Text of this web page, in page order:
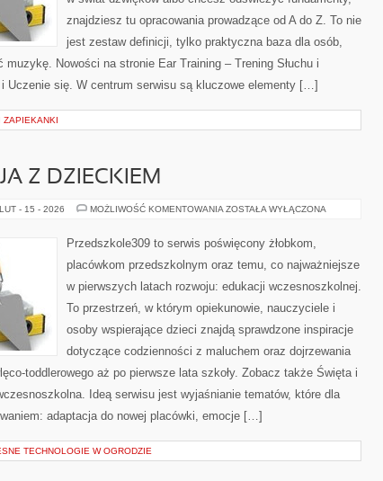
znajdziesz tu opracowania prowadzące od A do Z. To nie
jest zestaw definicji, tylko praktyczna baza dla osób,
muzykę. Nowości na stronie Ear Training – Trening Słuchu i
Uczenie się. W centrum serwisu są kluczowe elementy […]
ZAPIEKANKI
Z DZIECKIEM
LUT - 15 - 2026 MOŻLIWOŚĆ KOMENTOWANIA KOMUNIKACJA
ZOSTAŁA WYŁĄCZONA
Przedszkole309 to serwis poświęcony żłobkom,
placówkom przedszkolnym oraz temu, co najważniejsze
w pierwszych latach rozwoju: edukacji wczesnoszkolnej.
To przestrzeń, w którym opiekunowie, nauczyciele i
osoby wspierające dzieci znajdą sprawdzone inspiracje
dotyczące codzienności z maluchem oraz dojrzewania
toddlerowego aż po pierwsze lata szkoły. Zobacz także Święta i
Ideą serwisu jest wyjaśnianie tematów, które dla
adaptacja do nowej placówki, emocje […]
TECHNOLOGIE W OGRODZIE